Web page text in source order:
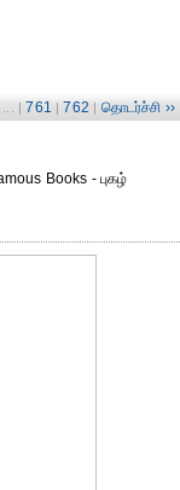
... | 761 | 762 | தொடர்ச்சி ››
Books - புகழ்